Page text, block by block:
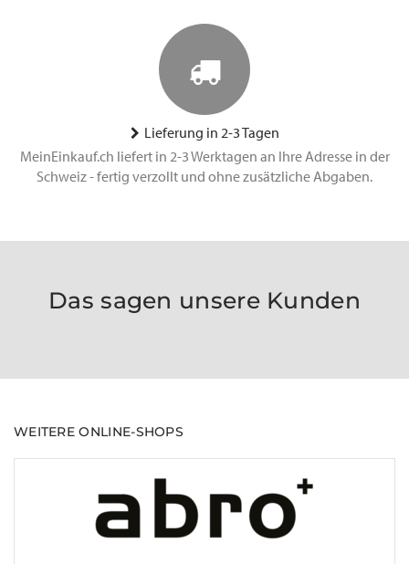
Lieferung in 2-3 Tagen
MeinEinkauf.ch liefert in 2-3 Werktagen an Ihre Adresse in der
Schweiz - fertig verzollt und ohne zusätzliche Abgaben.
Das sagen unsere Kunden
WEITERE ONLINE-SHOPS